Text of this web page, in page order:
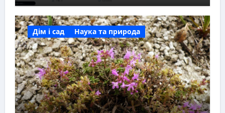
Дім і сад Наука та природа